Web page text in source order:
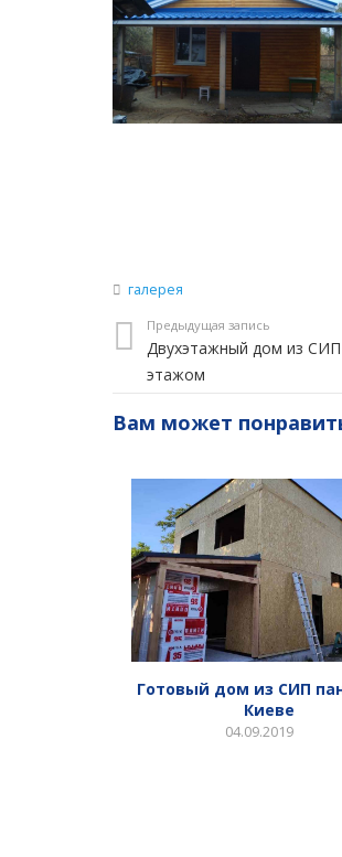
галерея
Предыдущая запись
Двухэтажный дом из
этажом
Вам может
Готовый дом из СИП
Киеве
04.09.2019